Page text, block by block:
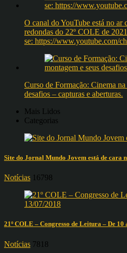
O canal do YouTube está no ar
redondas do 22º COLE de
se: https://
Curso de Formação: Cinema
desafios – capturas e aberturas.
Mais Lidos
Categorias
Site do Jornal Mundo Jovem está de cara
Notícias 16798
21º COLE – Congresso de Leitura – De 10
Notícias 7818